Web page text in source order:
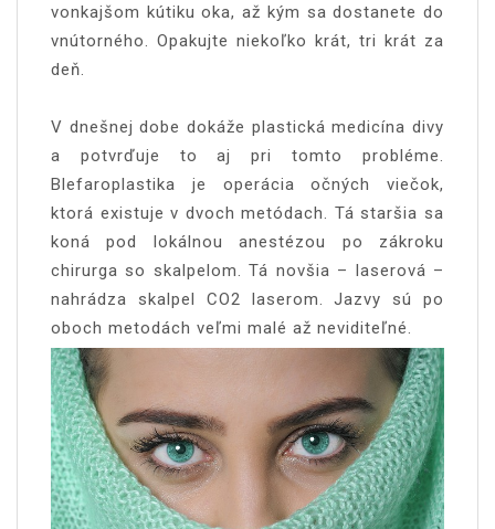
vonkajšom kútiku oka, až kým sa dostanete do
vnútorného. Opakujte niekoľko krát, tri krát za
deň.
V dnešnej dobe dokáže plastická medicína divy
a potvrďuje to aj pri tomto probléme.
Blefaroplastika je operácia očných viečok,
ktorá existuje v dvoch metódach. Tá staršia sa
koná pod lokálnou anestézou po zákroku
chirurga so skalpelom. Tá novšia – laserová –
nahrádza skalpel CO2 laserom. Jazvy sú po
oboch metodách veľmi malé až neviditeľné.